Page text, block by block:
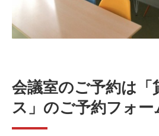
会議室のご予約は「
ス」のご予約フォー